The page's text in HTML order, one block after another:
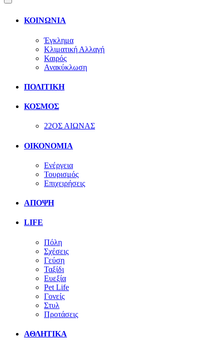
ΚΟΙΝΩΝΙΑ
Έγκλημα
Κλιματική Αλλαγή
Καιρός
Ανακύκλωση
ΠΟΛΙΤΙΚΗ
ΚΟΣΜΟΣ
22ΟΣ ΑΙΩΝΑΣ
ΟΙΚΟΝΟΜΙΑ
Ενέργεια
Τουρισμός
Επιχειρήσεις
ΑΠΟΨΗ
LIFE
Πόλη
Σχέσεις
Γεύση
Ταξίδι
Ευεξία
Pet Life
Γονείς
Στυλ
Προτάσεις
ΑΘΛΗΤΙΚΑ